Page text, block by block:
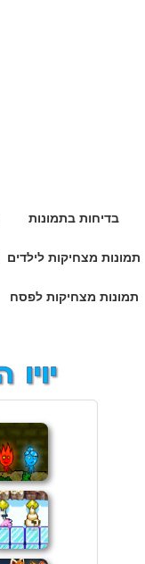
בדיחות בתמונות
תמונות מצחיקות לילדים
תמונות מצחיקות לפסח